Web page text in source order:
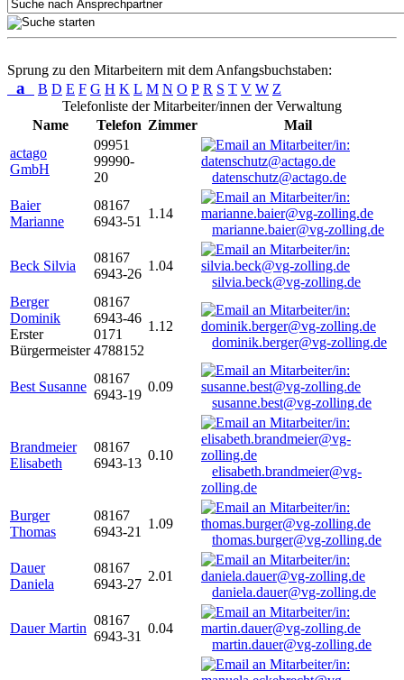
Sprung zu den Mitarbeitern mit dem Anfangsbuchstaben:
a B D E F G H K L M N O P R S T V W Z
Telefonliste der Mitarbeiter/innen der Verwaltung
Name
Telefon Zimmer
Mail
actago
GmbH
09951
99990-
20
datenschutz@actago.de
Baier
Marianne
08167
6943-51
1.14
marianne.baier@vg-zolling.de
Beck Silvia
08167
6943-26
1.04
silvia.beck@vg-zolling.de
Berger
Dominik
Erster
Bürgermeister
08167
6943-46
0171
4788152
1.12
dominik.berger@vg-zolling.de
Best Susanne
08167
6943-19
0.09
susanne.best@vg-zolling.de
Brandmeier
Elisabeth
08167
6943-13
0.10
elisabeth.brandmeier@vg-
zolling.de
Burger
Thomas
08167
6943-21
1.09
thomas.burger@vg-zolling.de
Dauer
Daniela
08167
6943-27
2.01
daniela.dauer@vg-zolling.de
Dauer Martin
08167
6943-31
0.04
martin.dauer@vg-zolling.de